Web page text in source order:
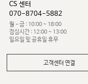
CS 센터
070-8704-5882
월 - 금 : 10:00 ~ 18:00
점심시간 : 12:00 ~ 13:00
일요일 및 공휴일 휴무
고객센터 연결